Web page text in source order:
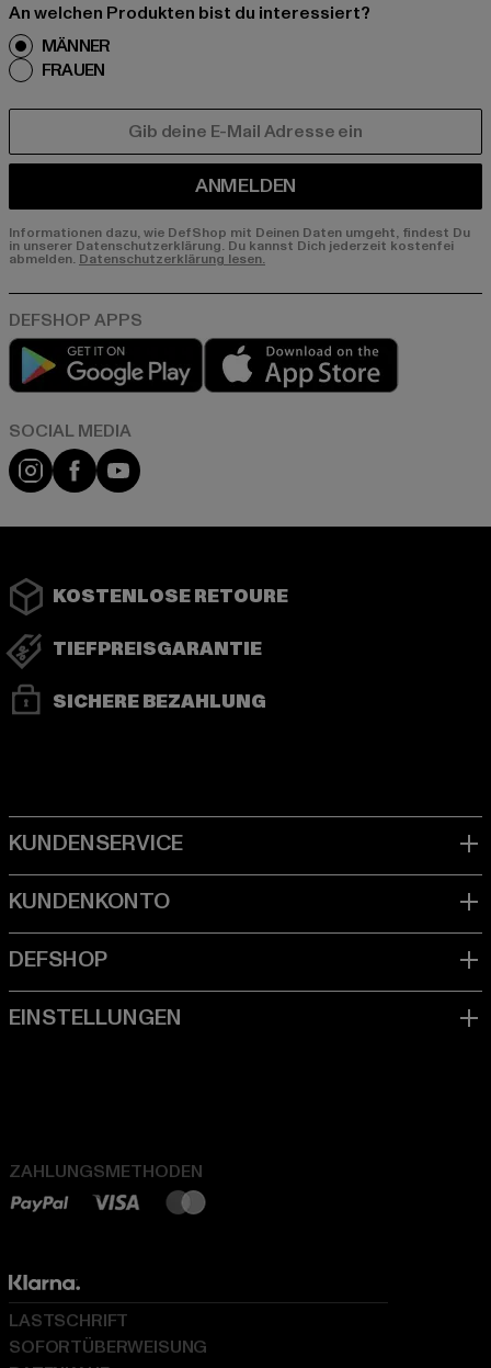
An welchen Produkten bist du interessiert?
MÄNNER
FRAUEN
ANMELDEN
Informationen dazu, wie DefShop mit Deinen Daten umgeht, findest Du
in unserer Datenschutzerklärung. Du kannst Dich jederzeit kostenfei
abmelden. Datenschutzerklärung lesen.
Play market
Instagram
FacebookYouTube
KOSTENLOSE RETOURE
TIEFPREISGARANTIE
SICHERE BEZAHLUNG
ZAHLUNGSMETHODEN
LASTSCHRIFT
SOFORTÜBERWEISUNG